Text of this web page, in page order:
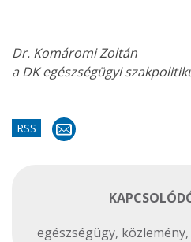
Dr. Komáromi Zoltán
a DK egészségügyi
RSS
egészségügy, közlemény,